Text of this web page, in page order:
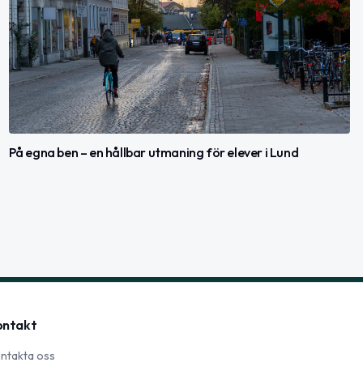
På egna ben – en hållbar utmaning för elever i Lund
oss